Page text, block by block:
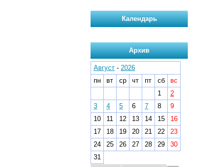
Календарь
Архив
Август - 2026
пн
вт ср чт пт сб
вс
1
2
3
4 5 6 7 8
9
10
11 12 13 14 15
16
17
18 19 20 21 22
23
24
25 26 27 28 29
30
31